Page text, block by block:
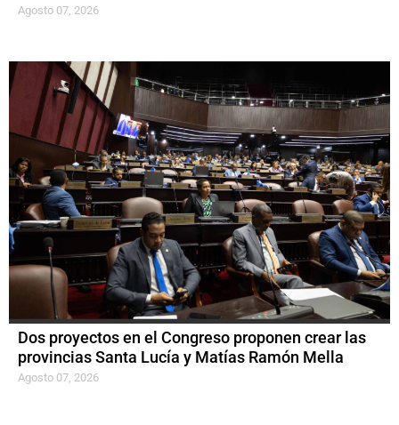
Agosto 07, 2026
Dos proyectos en el Congreso proponen crear las
provincias Santa Lucía y Matías Ramón Mella
Agosto 07, 2026